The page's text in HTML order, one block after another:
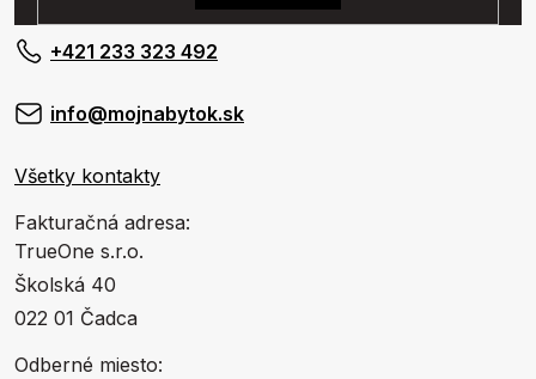
+421 233 323 492
info@mojnabytok.sk
Všetky kontakty
Fakturačná adresa:
TrueOne s.r.o.
Školská 40
022 01 Čadca
Odberné miesto: